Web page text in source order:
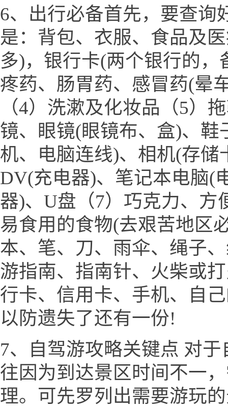
6、出行必备首先，要查询
是：背包、衣服、食品及
多)，银行卡(两个银行的
疼药、肠胃药、感冒药(晕
（4）洗漱及化妆品（5）
镜、眼镜(眼镜布、盒)、
机、电脑连线)、相机(存
DV(充电器)、笔记本电脑(
器)、U盘（7）巧克力、方
易食用的食物(去艰苦地区
本、笔、刀、雨伞、绳子
游指南、指南针、火柴或
行卡、信用卡、手机、自
以防遗失了还有一份!
7、自驾游攻略关键点 对
往因为到达景区时间不一
理。可先罗列出需要游玩